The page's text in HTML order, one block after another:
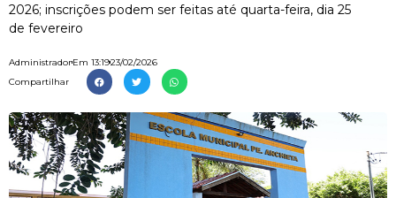
2026; inscrições podem ser feitas até quarta-feira, dia 25
de fevereiro
AdministradorEm 13:1923/02/2026
Compartilhar